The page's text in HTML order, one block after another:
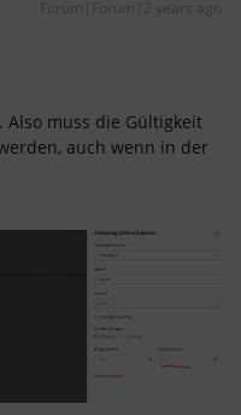
Forum|Forum|2 years ago
muss die Gültigkeit
auch wenn in der